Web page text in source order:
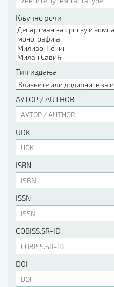
Кључне речи
Тип издања
АУТОР / AUTHOR
UDK
ISBN
ISSN
COBISS.SR-ID
DOI